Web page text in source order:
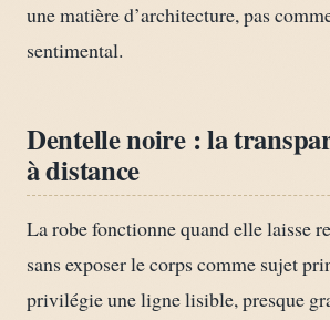
une matière d’architecture, pas
sentimental.
Dentelle noire : la
à distance
La robe fonctionne quand elle laisse
sans exposer le corps comme sujet
privilégie une ligne lisible, presque